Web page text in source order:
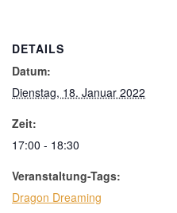
DETAILS
Datum:
Dienstag, 18. Januar 2022
Zeit:
17:00 - 18:30
Veranstaltung-Tags:
Dragon Dreaming